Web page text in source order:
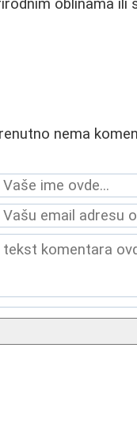
oblinama
nema